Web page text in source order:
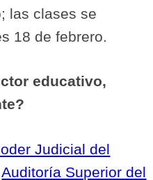
las clases se
18 de febrero.
educativo,
Judicial del
Auditoría Superior del